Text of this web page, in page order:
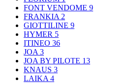
FONT VENDOME 9
FRANKIA 2
GIOTTILINE 9
HYMER 5
ITINEO 36
JOA 3
JOA BY PILOTE 13
KNAUS 3
LAIKA 4